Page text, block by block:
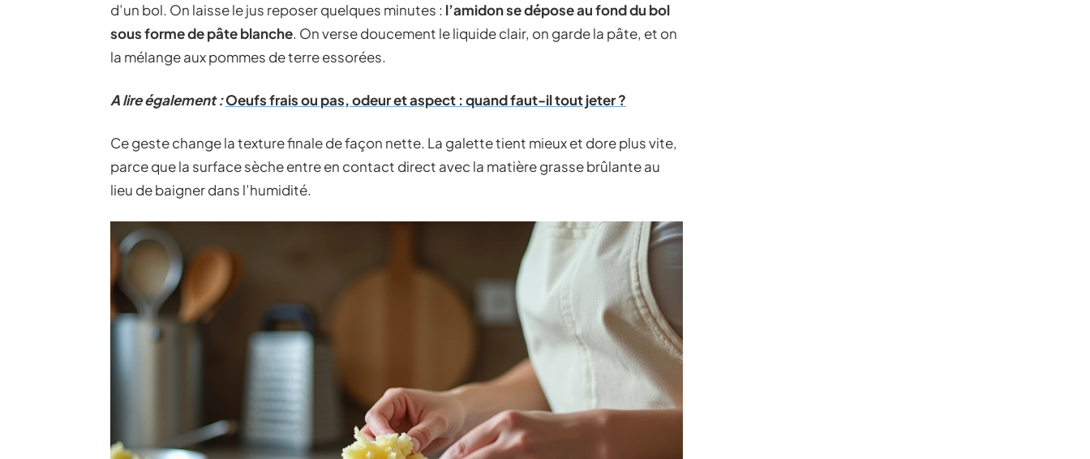
d’un bol. On laisse le jus reposer quelques minutes : l’amidon se dépose au fond du bol
sous forme de pâte blanche. On verse doucement le liquide clair, on garde la pâte, et on
la mélange aux pommes de terre essorées.
A lire également :Oeufs frais ou pas, odeur et aspect : quand faut-il tout jeter ?
Ce geste change la texture finale de façon nette. La galette tient mieux et dore plus vite,
parce que la surface sèche entre en contact direct avec la matière grasse brûlante au
lieu de baigner dans l’humidité.